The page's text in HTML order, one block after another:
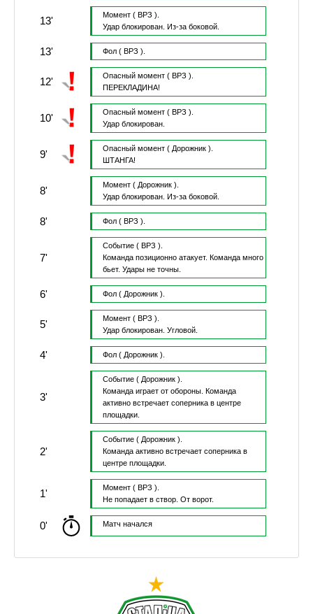
13' Момент ( ВРЗ ).
Удар блокирован.
Из-за боковой.
13' Фол ( ВРЗ ).
12' Опасный момент ( ВРЗ ).
ПЕРЕКЛАДИНА!
10' Опасный момент ( ВРЗ ).
Удар блокирован.
9' Опасный момент ( Дорожник ).
ШТАНГА!
8' Момент ( Дорожник ).
Удар блокирован.
Из-за боковой.
8' Фол ( ВРЗ ).
7'
Событие ( ВРЗ ).
Команда позиционно атакует. Команда много
бьет. Удары не точны.
6' Фол ( Дорожник ).
5' Момент ( ВРЗ ).
Удар блокирован. Угловой.
4' Фол ( Дорожник ).
3'
Событие ( Дорожник ).
Команда играет от обороны.
Команда
активно встречает соперника в центре
площадки.
2'
Событие ( Дорожник ).
Команда активно встречает соперника в
центре площадки.
1' Момент ( ВРЗ ).
Не попадает в створ. От ворот.
0' Матч начался